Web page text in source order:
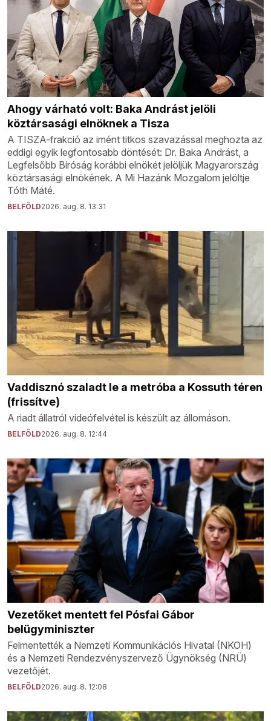
Ahogy várható volt: Baka Andrást jelöli
köztársasági elnöknek a Tisza
A TISZA-frakció az imént titkos szavazással meghozta az
eddigi egyik legfontosabb döntését: Dr. Baka Andrást, a
Legfelsőbb Bíróság korábbi elnökét jelöljük Magyarország
köztársasági elnökének. A Mi Hazánk Mozgalom jelöltje
Tóth Máté.
BELFÖLD2026. aug. 8. 13:31
Vaddisznó szaladt le a metróba a Kossuth téren
(frissítve)
A riadt állatról videófelvétel is készült az állomáson.
BELFÖLD2026. aug. 8. 12:44
Vezetőket mentett fel Pósfai Gábor
belügyminiszter
Felmentették a Nemzeti Kommunikációs Hivatal (NKOH)
és a Nemzeti Rendezvényszervező Ügynökség (NRÜ)
vezetőjét.
BELFÖLD2026. aug. 8. 12:08